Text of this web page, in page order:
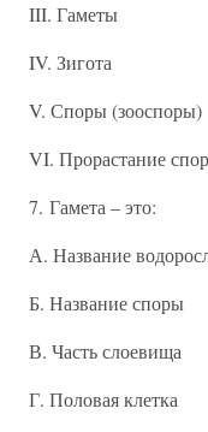
III. Гаметы
IV. Зигота
V. Споры (зооспоры)
VI. Прорастание
7. Гамета – это:
А. Название
Б. Название споры
В. Часть слоевища
Г. Половая клетка